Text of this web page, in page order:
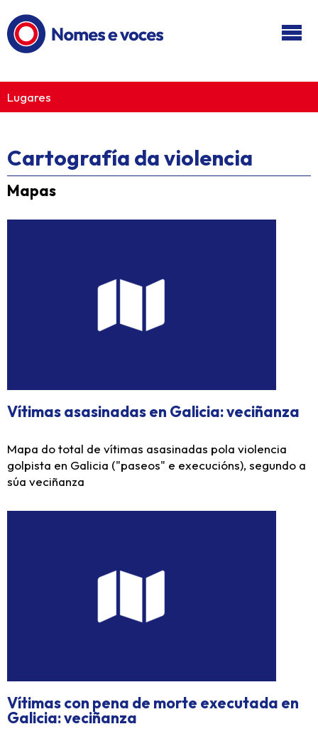
Lugares
Cartografía da violencia
Mapas
Vítimas asasinadas en Galicia: veciñanza
Mapa do total de vítimas asasinadas pola violencia
golpista en Galicia ("paseos" e execucións), segundo a
súa veciñanza
Vítimas con pena de morte executada en
Galicia: veciñanza